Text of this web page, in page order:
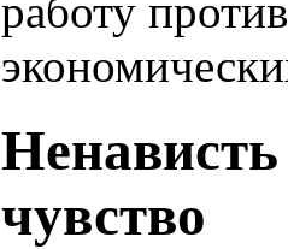
работу
чувство